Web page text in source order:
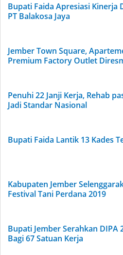
Bupati Faida Apresiasi Kinerja
PT Balakosa Jaya
Jember Town Square,
Premium Factory Outlet
Penuhi 22 Janji Kerja, Rehab
Jadi Standar Nasional
Bupati Faida Lantik 13 Kades
Kabupaten Jember
Festival Tani Perdana 2019
Bupati Jember Serahkan DIPA
Bagi 67 Satuan Kerja